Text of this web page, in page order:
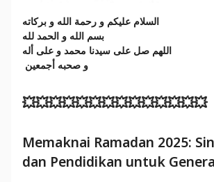
السلام عليكم و رحمة الله و بركاته
بسم الله و الحمد لله
اللهم صل على سيدنا محمد و على أله
و صحبه أجمعين
💥💥💥💥💥💥💥💥💥💥💥💥💥💥
Memaknai Ramadan 2025:
dan Pendidikan untuk